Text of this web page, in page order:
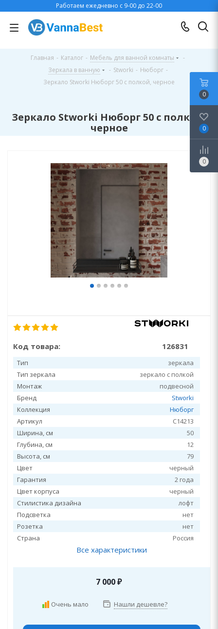
Работаем ежедневно с 9-00 до 22-00
Главная - Каталог - Мебель для ванной комнаты
-
Зеркала в ванную
- Stworki - Нюборг -
Зеркало Stworki Нюборг 50 с полкой, черное
Зеркало Stworki Нюборг 50 с полкой,
черное
Код товара: 126831
Тип
зеркала
Тип зеркала
зеркало с полкой
Монтаж
подвесной
Бренд
Stworki
Коллекция
Нюборг
Артикул
С14213
Ширина, см
50
Глубина, см
12
Высота, см
79
Цвет
черный
Гарантия
2 года
Цвет корпуса
черный
Стилистика дизайна
лофт
Подсветка
нет
Розетка
нет
Страна
Россия
Все характеристики
7 000₽
Очень мало Нашли дешевле?
0
0
0